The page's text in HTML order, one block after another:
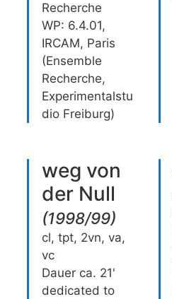
Recherche
WP: 6.4.01,
IRCAM, Paris
(Ensemble
Recherche,
Experimentalstu
dio Freiburg)
weg von
der Null
(1998/99)
cl, tpt, 2vn, va,
vc
Dauer ca. 21'
dedicated to